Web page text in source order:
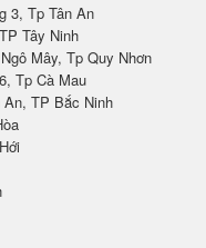
3, Tp Tân An
Tây Ninh
Mây, Tp Quy Nhơn
Tp Cà Mau
TP Bắc Ninh